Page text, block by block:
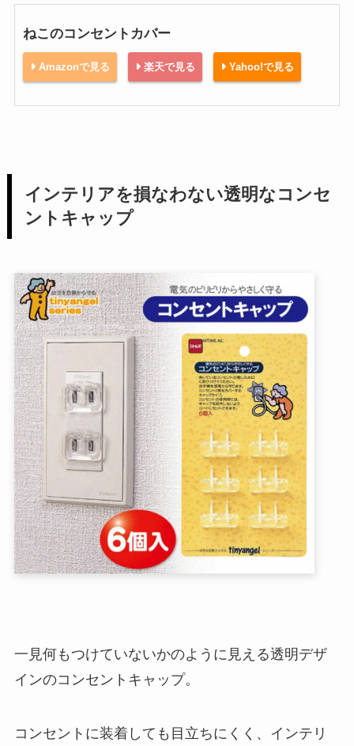
ねこのコンセントカバー
Amazonで見る 楽天で見る Yahoo!で見る
インテリアを損なわない透明なコンセ
ントキャップ
一見何もつけていないかのように見える透明デザ
インのコンセントキャップ。
コンセントに装着しても目立ちにくく、インテリ